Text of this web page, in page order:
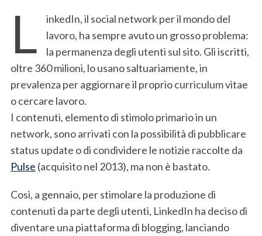
L
inkedIn, il social network per il mondo del
lavoro, ha sempre avuto un grosso problema:
la permanenza degli utenti sul sito. Gli iscritti,
oltre 360 milioni, lo usano saltuariamente, in
prevalenza per aggiornare il proprio curriculum vitae
o cercare lavoro.
I contenuti, elemento di stimolo primario in un
network, sono arrivati con la possibilità di pubblicare
status update o di condividere le notizie raccolte da
Pulse (acquisito nel 2013), ma non è bastato.
Così, a gennaio, per stimolare la produzione di
contenuti da parte degli utenti, LinkedIn ha deciso di
diventare una piattaforma di blogging, lanciando